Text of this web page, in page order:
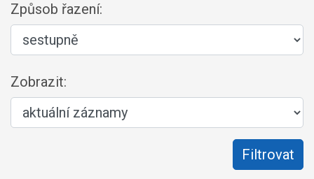
Způsob řazení:
Zobrazit: